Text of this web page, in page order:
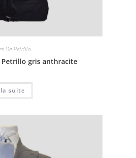
De Petrillo
Petrillo gris anthracite
suite